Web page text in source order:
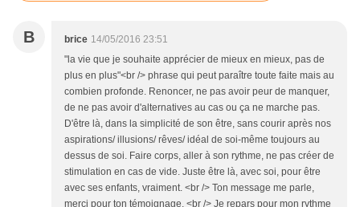
B brice 14/05/2016 23:51
"la vie que je souhaite apprécier de mieux en mieux, pas de
plus en plus"<br /> phrase qui peut paraître toute faite mais au
combien profonde. Renoncer, ne pas avoir peur de manquer,
de ne pas avoir d'alternatives au cas ou ça ne marche pas.
D'être là, dans la simplicité de son être, sans courir après nos
aspirations/ illusions/ rêves/ idéal de soi-même toujours au
dessus de soi. Faire corps, aller à son rythme, ne pas créer de
stimulation en cas de vide. Juste être là, avec soi, pour être
avec ses enfants, vraiment. <br /> Ton message me parle,
merci pour ton témoignage. <br /> Je repars pour mon rythme